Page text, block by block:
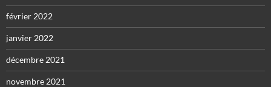
février 2022
janvier 2022
décembre 2021
novembre 2021